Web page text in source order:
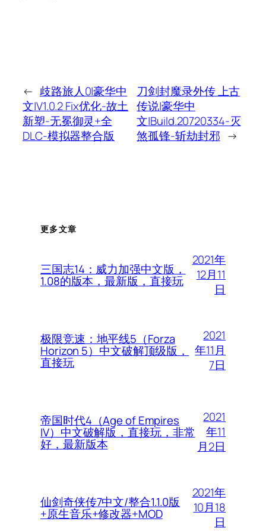
← 歧路旅人0|豪华中
文|V1.0.2 Fix优化-故土
新塑-无冕御灵+全
DLC-模拟器整合版
刀剑封魔录外传 上古
传说|豪华中
文|Build.20720334-灭
煞孤锋-斩劫封邪 →
更多文章
三国志14：威力加强中文版，
1.08的版本，最新版，直接玩
2021年
12月11
日
极限竞速：地平线5（Forza
Horizon 5）中文破解顶级版，
直接玩
2021
年11月
7日
帝国时代4（Age of Empires
IV）中文破解版，直接玩，非常
好，最新版本
2021
年11
月2日
仙剑奇侠传7中文/整合1.1.0版
+原生音乐+修改器+MOD
2021年
10月18
日